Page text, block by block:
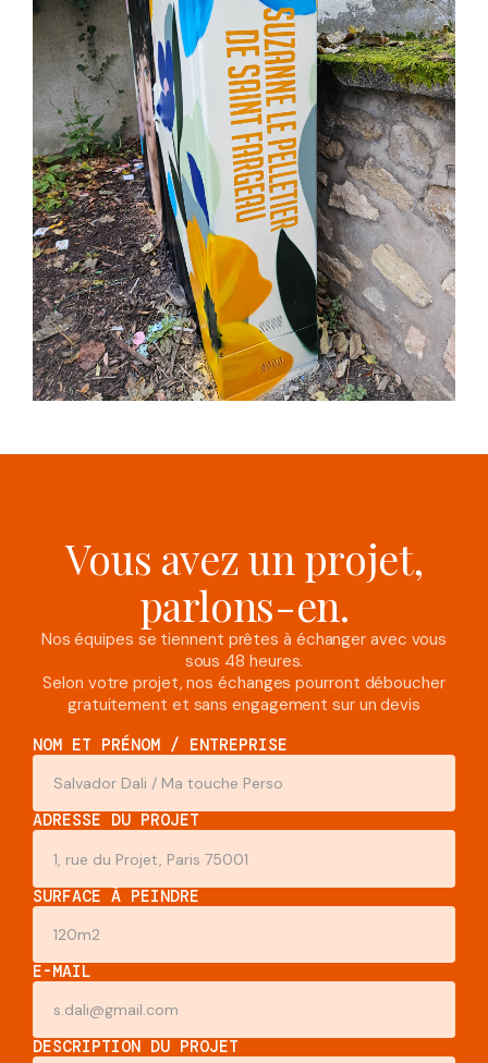
Vous avez un projet,
parlons-en.
Nos équipes se tiennent prêtes à échanger avec vous
sous 48 heures.
Selon votre projet, nos échanges pourront déboucher
gratuitement et sans engagement sur un devis
NOM ET PRÉNOM / ENTREPRISE
ADRESSE DU PROJET
SURFACE À PEINDRE
E-MAIL
DESCRIPTION DU PROJET